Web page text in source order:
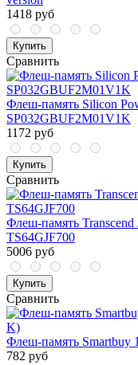
1418 руб
Купить
Сравнить
Флеш-память Silicon
SP032GBUF2M01V1K
1172 руб
Купить
Сравнить
Флеш-память Transcend
TS64GJF700
5006 руб
Купить
Сравнить
Флеш-память
782 руб